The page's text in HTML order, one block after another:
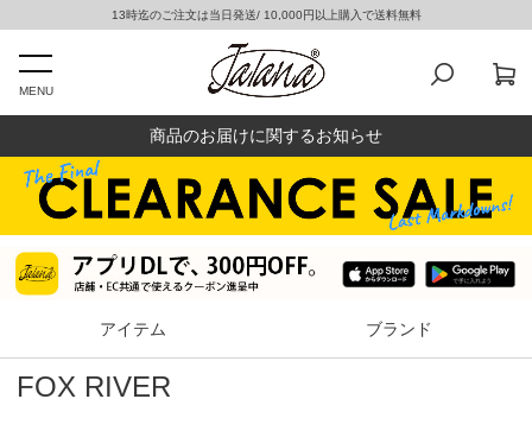
13時迄のご注文は当日発送/ 10,000円以上購入で送料無料
MENU
商品のお届けに関するお知らせ
アイテム ブランド
FOX RIVER